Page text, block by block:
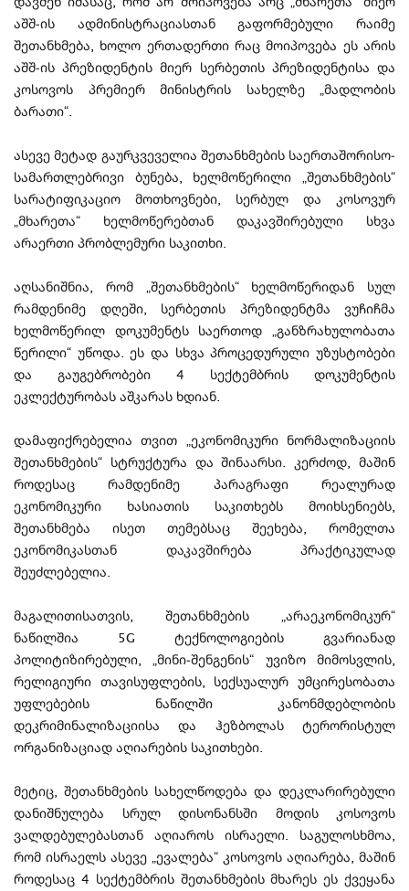
აშშ-ის ადმინისტრაციასთან გაფორმებული რაიმე
შეთანხმება, ხოლო ერთადერთი რაც მოიპოვება ეს არის
აშშ-ის პრეზიდენტის მიერ სერბეთის პრეზიდენტისა და
კოსოვოს პრემიერ მინისტრის სახელზე „მადლობის
ბარათი“.
ასევე მეტად გაურკვეველია შეთანხმების საერთაშორისო-
სამართლებრივი ბუნება, ხელმოწერილი „შეთანხმების“
სარატიფიკაციო მოთხოვნები, სერბულ და კოსოვურ
„მხარეთა“ ხელმოწერებთან დაკავშირებული სხვა
არაერთი პრობლემური საკითხი.
აღსანიშნია, რომ „შეთანხმების“ ხელმოწერიდან სულ
რამდენიმე დღეში, სერბეთის პრეზიდენტმა ვუჩიჩმა
ხელმოწერილ დოკუმენტს საერთოდ „განზრახულობათა
წერილი“ უწოდა. ეს და სხვა პროცედურული უზუსტობები
და გაუგებრობები 4 სექტემბრის დოკუმენტის
ეკლექტურობას აშკარას ხდიან.
დამაფიქრებელია თვით „ეკონომიკური ნორმალიზაციის
შეთანხმების“ სტრუქტურა და შინაარსი. კერძოდ, მაშინ
როდესაც რამდენიმე პარაგრაფი რეალურად
ეკონომიკური ხასიათის საკითხებს მოიხსენიებს,
შეთანხმება ისეთ თემებსაც შეეხება, რომელთა
ეკონომიკასთან დაკავშირება პრაქტიკულად
შეუძლებელია.
მაგალითისათვის, შეთანხმების „არაეკონომიკურ“
ნაწილშია 5G ტექნოლოგიების გვარიანად
პოლიტიზირებული, „მინი-შენგენის“ უვიზო მიმოსვლის,
რელიგიური თავისუფლების, სექსუალურ უმცირესობათა
უფლებების ნაწილში კანონმდებლობის
დეკრიმინალიზაციისა და ჰეზბოლას ტერორისტულ
ორგანიზაციად აღიარების საკითხები.
მეტიც, შეთანხმების სახელწოდება და დეკლარირებული
დანიშნულება სრულ დისონანსში მოდის კოსოვოს
ვალდებულებასთან აღიაროს ისრაელი. საგულოსხმოა,
რომ ისრაელს ასევე „ევალება“ კოსოვოს აღიარება, მაშინ
როდესაც 4 სექტემბრის შეთანხმების მხარეს ეს ქვეყანა